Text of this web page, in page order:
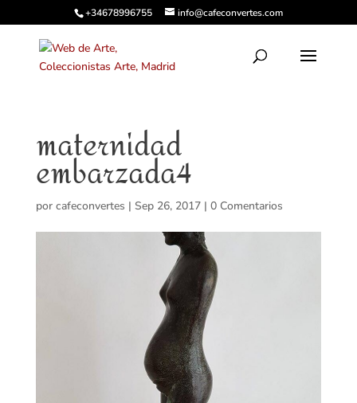
+34678996755 info@cafeconvertes.com
maternidad
embarzada4
por cafeconvertes | Sep 26, 2017| 0 Comentarios